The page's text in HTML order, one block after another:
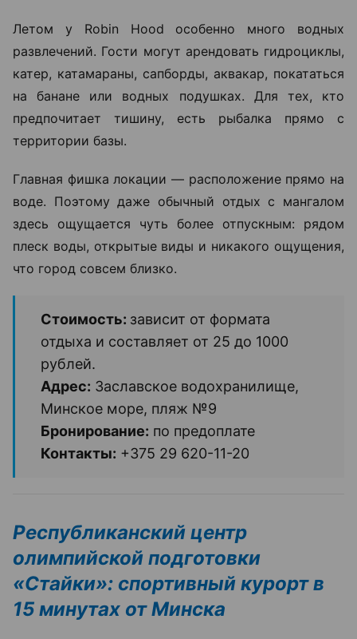
Летом у Robin Hood особенно много водных
развлечений. Гости могут арендовать гидроциклы,
катер, катамараны, сапборды, аквакар, покататься
на банане или водных подушках. Для тех, кто
предпочитает тишину, есть рыбалка прямо с
территории базы.
Главная фишка локации — расположение прямо на
воде. Поэтому даже обычный отдых с мангалом
здесь ощущается чуть более отпускным: рядом
плеск воды, открытые виды и никакого ощущения,
что город совсем близко.
Стоимость: зависит от формата
отдыха и составляет от 25 до 1000
рублей.
Адрес: Заславское водохранилище,
Минское море, пляж №9
Бронирование: по предоплате
Контакты: +375 29 620-11-20
Республиканский центр
олимпийской подготовки
«Стайки»: спортивный курорт в
15 минутах от Минска